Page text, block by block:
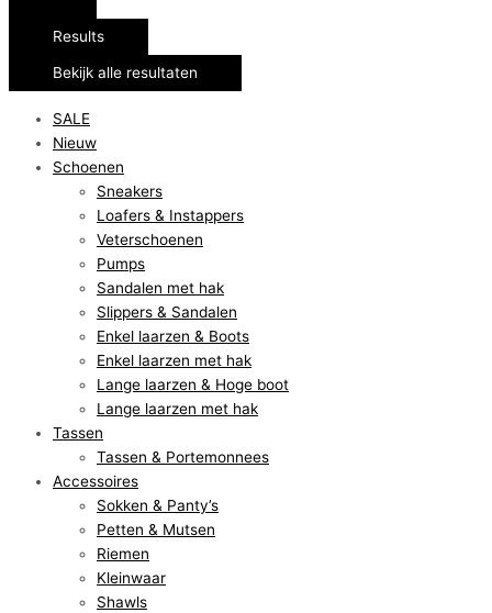
Results
Bekijk alle resultaten
SALE
Nieuw
Schoenen
Sneakers
Loafers & Instappers
Veterschoenen
Pumps
Sandalen met hak
Slippers & Sandalen
Enkel laarzen & Boots
Enkel laarzen met hak
Lange laarzen & Hoge boot
Lange laarzen met hak
Tassen
Tassen & Portemonnees
Accessoires
Sokken & Panty’s
Petten & Mutsen
Riemen
Kleinwaar
Shawls